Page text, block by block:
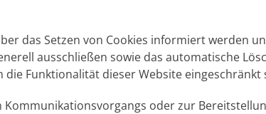
das Setzen von Cookies informiert werden
ausschließen sowie das automatische
Funktionalität dieser Website eingeschränkt
oder zur